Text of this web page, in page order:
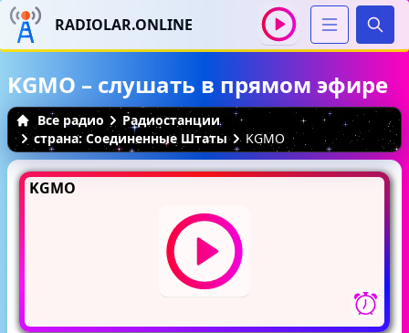
RADIOLAR.ONLINE
KGMO – слушать в прямом эфире
Все радио
Радиостанции
страна: Соединенные Штаты
KGMO
KGMO